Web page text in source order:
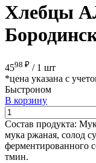
Хлебцы
4598 ₽ / 1 шт
*цена указана с
Быстроном
В корзину
Состав продукта:
мука ржаная, солод
ферментированного
тмин.